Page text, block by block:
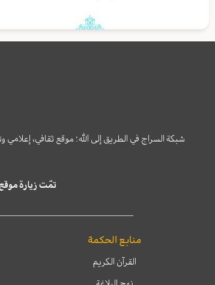
شبكة السراج في الطريق إلى الله؛ موقع ثقافي،
تمّت زيارة موقع سراج ٤,٨٠٠,٠٠٠ مرة خلال الستة أشهر الماضية، كما ظهر في نتائج
منابع الحكمة
القرآن الكريم